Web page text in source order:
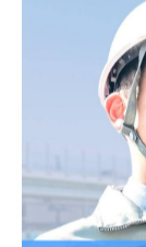
評価する公共
も変化が見ら
います。また
にも好影響を
も寄与します
は、経営と現
す。